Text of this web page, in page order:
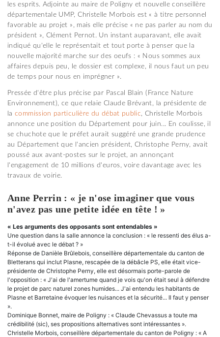
les esprits. Adjointe au maire de Poligny et nouvelle conseillère
départementale UMP, Christelle Morbois est « à titre personnel
favorable au projet », mais elle précise « ne pas parler au nom du
président », Clément Pernot. Un instant auparavant, elle avait
indiqué qu'elle le représentait et tout porte à penser que la
nouvelle majorité marche sur des oeufs : « Nous sommes aux
affaires depuis peu, le dossier est complexe, il nous faut un peu
de temps pour nous en imprégner ».
Pressée d'être plus précise par Pascal Blain (France Nature
Environnement), ce que relaie Claude Brévant, la présidente de
lacommission particulière du débat public, Christelle Morbois
annonce une position du Département pour juin... En coulisse, il
se chuchote que le préfet aurait suggéré une grande prudence
au Département que l'ancien président, Christophe Perny, avait
poussé aux avant-postes sur le projet, an annonçant
l'engagement de 10 millions d'euros, voire davantage avec les
travaux de voirie.
Anne Perrin : « je n'ose imaginer que vous
n'avez pas une petite idée en tête ! »
« Les arguments des opposants sont entendables »
Une question dans la salle annonce la conclusion : « le ressenti des élus a-
t-il évolué avec le débat ? »
Réponse de Danièle Brûlebois, conseillère départementale du canton de
Bletterans qui inclut Plasne, rescapée de la débâcle PS, elle était vice-
présidente de Christophe Perny, elle est désormais porte-parole de
l'opposition : « J'ai de l'amertume quand je vois qu'on était seul à défendre
le projet de parc naturel zones humides... J'ai entendu les habitants de
Plasne et Barretaine évoquer les nuisances et la sécurité... Il faut y penser
».
Dominique Bonnet, maire de Poligny : « Claude Chevassus a toute ma
crédibilité (sic), ses propositions alternatives sont intéressantes ».
Christelle Morbois, conseillère départementale du canton de Poligny : « A